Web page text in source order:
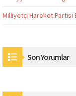
Milliyetçi Hareket Partisi
Son Yorumlar